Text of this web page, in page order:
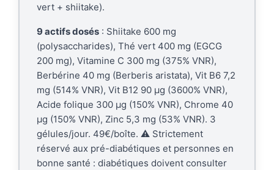
vert + shiitake).
9 actifs dosés : Shiitake 600 mg
(polysaccharides), Thé vert 400 mg (EGCG
200 mg), Vitamine C 300 mg (375% VNR),
Berbérine 40 mg (Berberis aristata), Vit B6 7,2
mg (514% VNR), Vit B12 90 µg (3600% VNR),
Acide folique 300 µg (150% VNR), Chrome 40
µg (150% VNR), Zinc 5,3 mg (53% VNR). 3
gélules/jour. 49€/boîte. ⚠️ Strictement
réservé aux pré-diabétiques et personnes en
bonne santé : diabétiques doivent consulter